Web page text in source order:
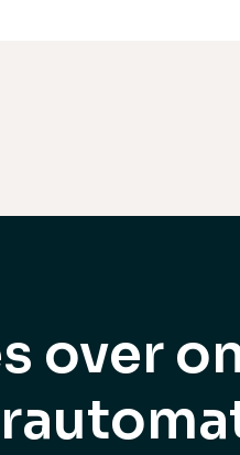
over